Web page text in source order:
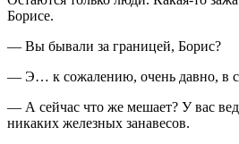
Борисе.
— Вы бывали за границей, Борис?
— Э… к сожалению, очень давно, в
— А сейчас что же мешает? У вас
никаких железных занавесов.